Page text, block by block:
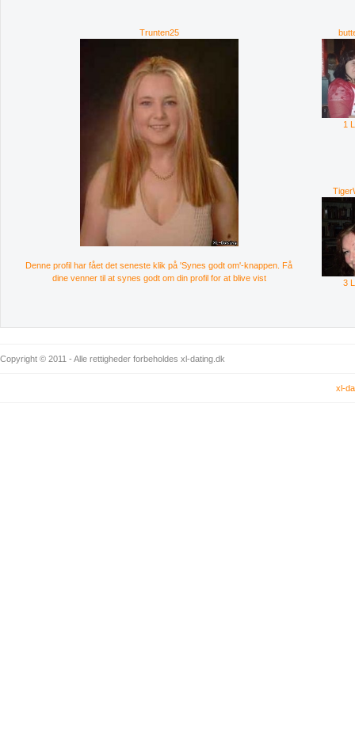
Trunten25
Denne profil har fået det seneste klik på 'Synes godt om'-knappen. Få
dine venner til at synes godt om din profil for at blive vist
1
3
Copyright © 2011 - Alle rettigheder forbeholdes xl-dating.dk
xl-